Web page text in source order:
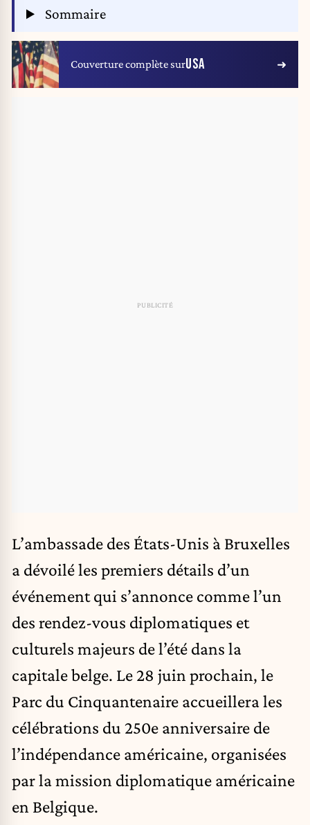
Sommaire
Couverture complète surUSA
L’ambassade des États-Unis à Bruxelles
a dévoilé les premiers détails d’un
événement qui s’annonce comme l’un
des rendez-vous diplomatiques et
culturels majeurs de l’été dans la
capitale belge. Le 28 juin prochain, le
Parc du Cinquantenaire accueillera les
célébrations du 250e anniversaire de
l’indépendance américaine, organisées
par la mission diplomatique américaine
en Belgique.